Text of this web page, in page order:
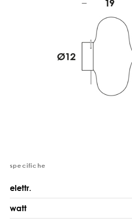
specifiche
elettr.
watt